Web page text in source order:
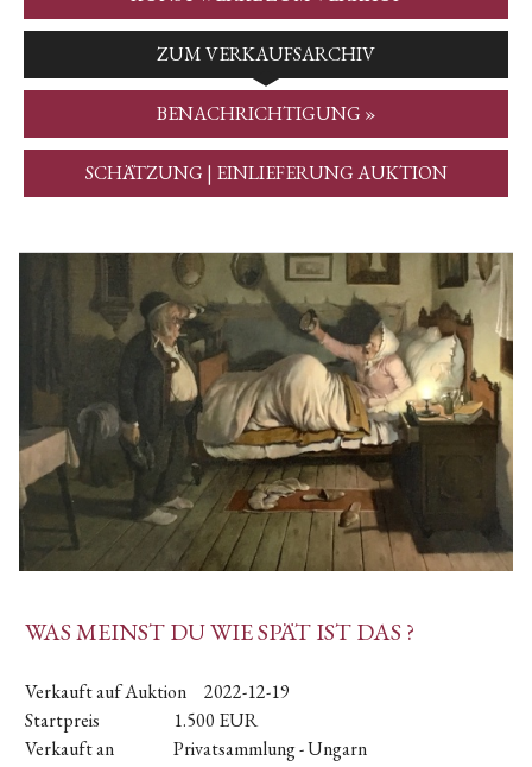
ZUM VERKAUFSARCHIV
BENACHRICHTIGUNG »
SCHÄTZUNG | EINLIEFERUNG AUKTION
WAS MEINST DU WIE SPÄT IST DAS ?
Verkauft auf Auktion
2022-12-19
Startpreis
1.500 EUR
Verkauft an
Privatsammlung - Ungarn